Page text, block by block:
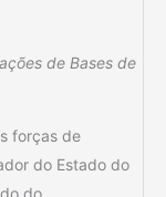
de Bases de
forças de
do Estado do
do